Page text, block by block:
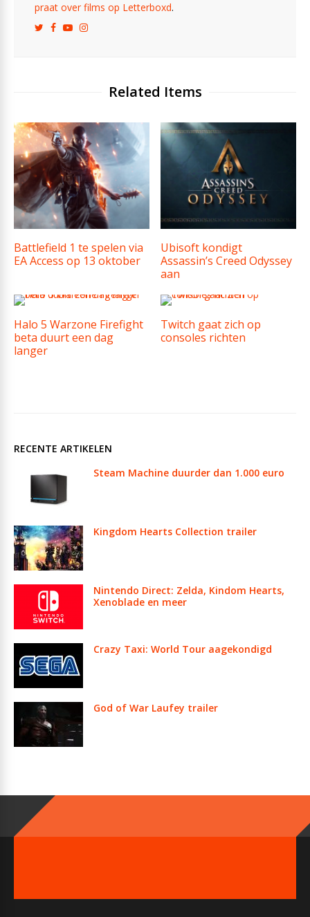
praat over films op Letterboxd.
Related Items
Battlefield 1 te spelen via
EA Access op 13 oktober
Ubisoft kondigt
Assassin’s Creed Odyssey
aan
Halo 5 Warzone Firefight
beta duurt een dag
langer
Twitch gaat zich op
consoles richten
RECENTE ARTIKELEN
Steam Machine duurder dan 1.000 euro
Kingdom Hearts Collection trailer
Nintendo Direct: Zelda, Kindom Hearts,
Xenoblade en meer
Crazy Taxi: World Tour aagekondigd
God of War Laufey trailer